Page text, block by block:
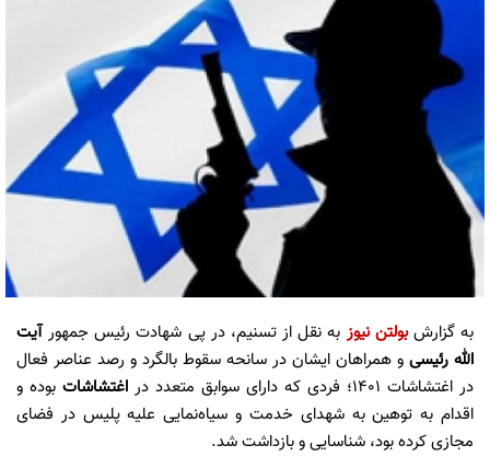
به گزارش بولتن نیوز به نقل از تسنیم، در پی شهادت رئیس جمهورآیت
الله رئیسی و همراهان ایشان در سانحه سقوط بالگرد و رصد عناصر فعال
در اغتشاشات 1401؛ فردی که دارای سوابق متعدد در
اغتشاشات بوده و
اقدام به توهین به شهدای خدمت و سیاه‌نمایی علیه پلیس در فضای
مجازی کرده بود، شناسایی و بازداشت شد.